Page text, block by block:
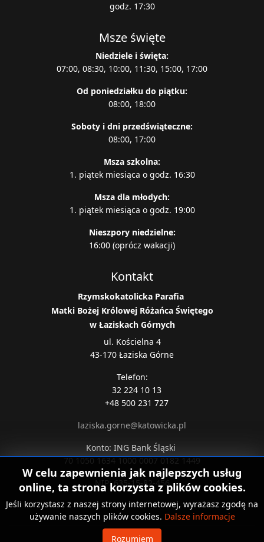
W celu zapewnienia jak najlepszych usług
online, ta strona korzysta z plików cookies.
Jeśli korzystasz z naszej strony internetowej, wyrażasz zgodę na
używanie naszych plików cookies. Dalsze informacje
Rozumiem
godz. 17:30
Msze święte
Niedziele i święta:
07:00, 08:30, 10:00, 11:30, 15:00, 17:00
Od poniedziałku do piątku:
08:00, 18:00
Soboty i dni przedświąteczne:
08:00, 17:00
Msza szkolna:
1. piątek miesiąca o godz. 16:30
Msza dla młodych:
1. piątek miesiąca o godz. 19:00
Nieszpory niedzielne:
16:00 (oprócz wakacji)
Kontakt
Rzymskokatolicka Parafia
Matki Bożej Królowej Różańca Świętego
w Łaziskach Górnych
ul. Kościelna 4
43-170 Łaziska Górne
Telefon:
32 224 10 13
+48 500 231 727
laziska.gorne@katowicka.pl
Konto: ING Bank Śląski
70 1050 1634 1000 0007 0182 1449
NIP: 635-15-82-456